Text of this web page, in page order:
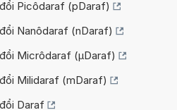
Picôdaraf (pDaraf)
Nanôdaraf (nDaraf)
Micrôdaraf (µDaraf)
Milidaraf (mDaraf)
Daraf